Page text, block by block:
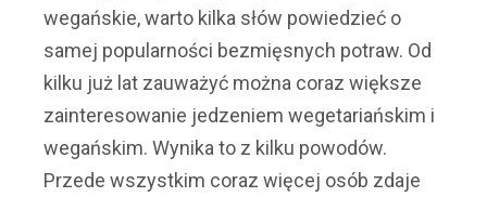
wegańskie, warto kilka słów powiedzieć o
samej popularności bezmięsnych potraw. Od
kilku już lat zauważyć można coraz większe
zainteresowanie jedzeniem wegetariańskim i
wegańskim. Wynika to z kilku powodów.
Przede wszystkim coraz więcej osób zdaje